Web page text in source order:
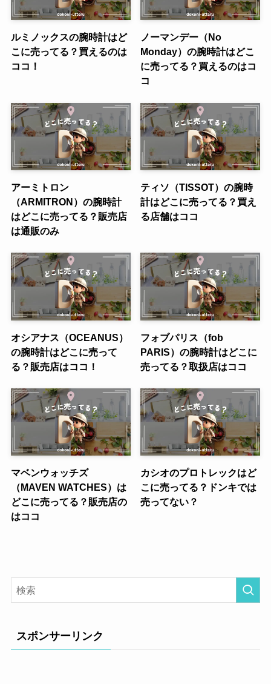
ルミノックスの腕時計はど
こに売ってる？買えるのは
ココ！
ノーマンデー（No
Monday）の腕時計はどこ
に売ってる？買えるのはコ
コ
アーミトロン
（ARMITRON）の腕時計
はどこに売ってる？販売店
は通販のみ
ティソ（TISSOT）の腕時
計はどこに売ってる？買え
る店舗はココ
オシアナス（OCEANUS）
の腕時計はどこに売って
る？販売店はココ！
フォブパリス（fob
PARIS）の腕時計はどこに
売ってる？取扱店はココ
マベンウォッチズ
（MAVEN WATCHES）は
どこに売ってる？販売店の
はココ
カシオのプロトレックはど
こに売ってる？ドンキでは
売ってない？
スポンサーリンク